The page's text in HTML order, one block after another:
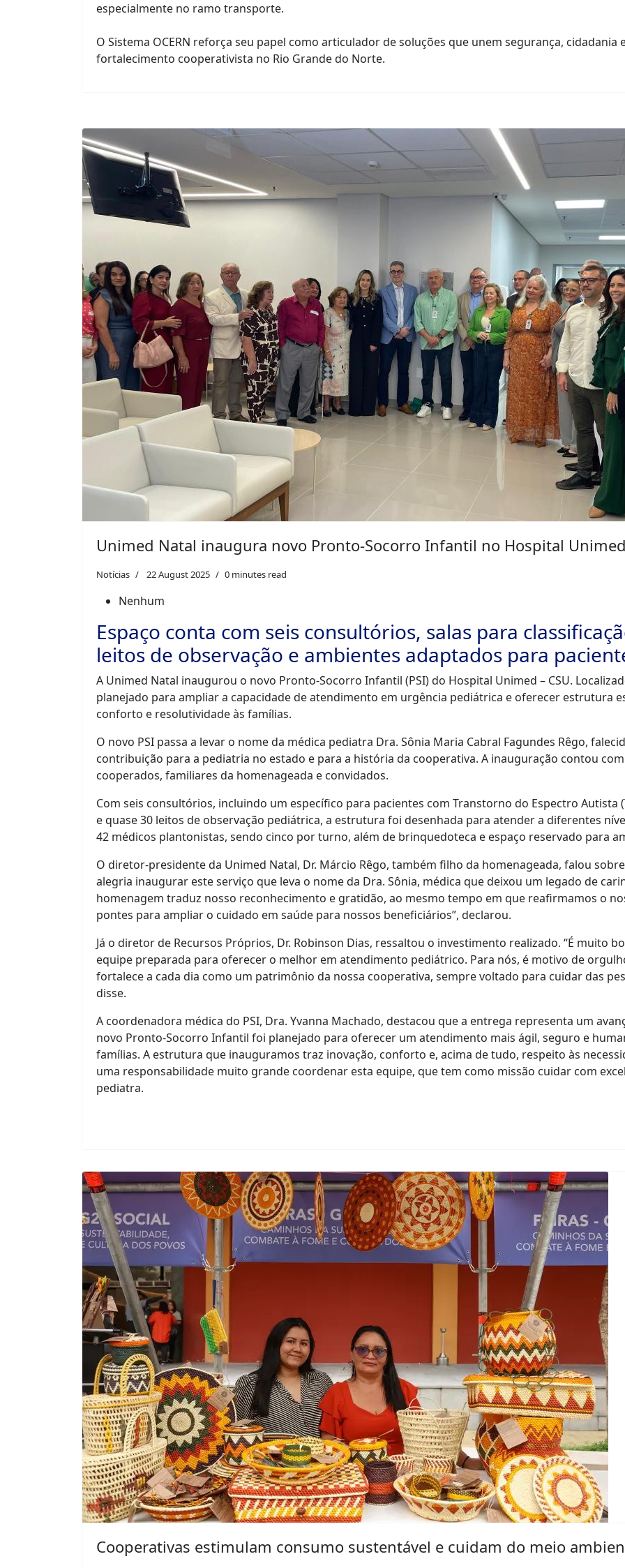
especialmente no ramo transporte.
O Sistema OCERN reforça seu papel como articulador de soluções que unem segurança, cidadania
fortalecimento cooperativista no Rio Grande do Norte.
Unimed Natal inaugura novo Pronto-Socorro Infantil no Hospital Unimed
Notícias 22 August 2025 0 minutes read
Nenhum
Espaço conta com seis consultórios, salas para
leitos de observação e ambientes adaptados para
A Unimed Natal inaugurou o novo Pronto-Socorro Infantil (PSI) do Hospital Unimed – CSU.
planejado para ampliar a capacidade de atendimento em urgência pediátrica e oferecer estrutura
conforto e resolutividade às famílias.
O novo PSI passa a levar o nome da médica pediatra Dra. Sônia Maria Cabral Fagundes Rêgo,
contribuição para a pediatria no estado e para a história da cooperativa. A inauguração contou
cooperados, familiares da homenageada e convidados.
Com seis consultórios, incluindo um específico para pacientes com Transtorno do Espectro Autista
e quase 30 leitos de observação pediátrica, a estrutura foi desenhada para atender a diferentes
42 médicos plantonistas, sendo cinco por turno, além de brinquedoteca e espaço reservado para
O diretor-presidente da Unimed Natal, Dr. Márcio Rêgo, também filho da homenageada, falou
alegria inaugurar este serviço que leva o nome da Dra. Sônia, médica que deixou um legado de
homenagem traduz nosso reconhecimento e gratidão, ao mesmo tempo em que reafirmamos o
pontes para ampliar o cuidado em saúde para nossos beneficiários”, declarou.
Já o diretor de Recursos Próprios, Dr. Robinson Dias, ressaltou o investimento realizado. “É muito
equipe preparada para oferecer o melhor em atendimento pediátrico. Para nós, é motivo de
fortalece a cada dia como um patrimônio da nossa cooperativa, sempre voltado para cuidar das
disse.
A coordenadora médica do PSI, Dra. Yvanna Machado, destacou que a entrega representa um
novo Pronto-Socorro Infantil foi planejado para oferecer um atendimento mais ágil, seguro e
famílias. A estrutura que inauguramos traz inovação, conforto e, acima de tudo, respeito às
uma responsabilidade muito grande coordenar esta equipe, que tem como missão cuidar com
pediatra.
Cooperativas estimulam consumo sustentável e cuidam do meio